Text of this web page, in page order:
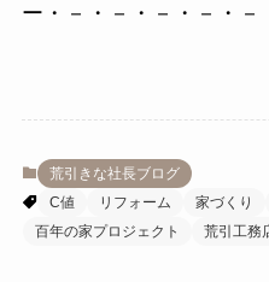
ー・－・－・－・－・－
荒引きな社長ブログ
C値
リフォーム 家づくり
百年の家プロジェクト
荒引工務